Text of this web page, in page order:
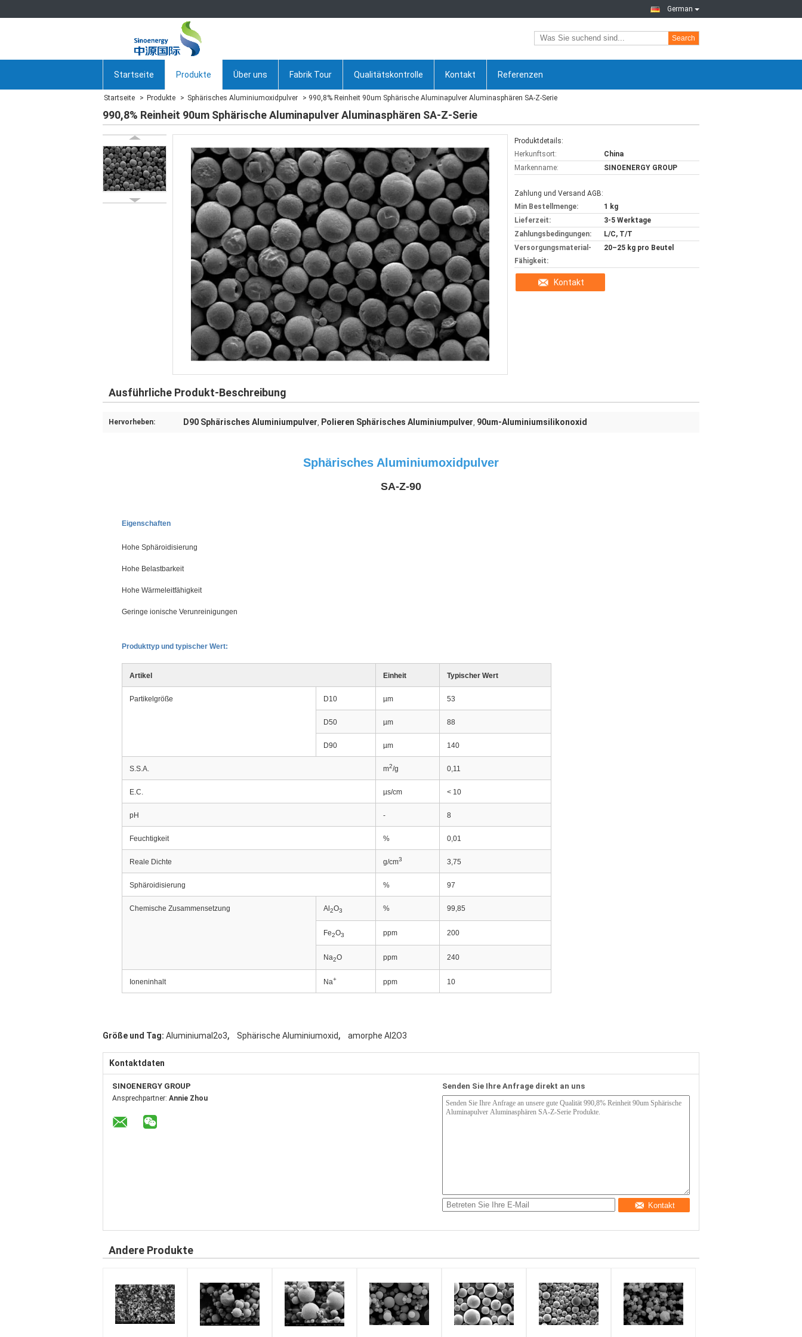
German
Search
Startseite Produkte Über uns Fabrik Tour Qualitätskontrolle Kontakt Referenzen
Startseite Produkte Sphärisches Aluminiumoxidpulver 990,8% Reinheit 90um Sphärische Aluminapulver Aluminasphären SA-Z-Serie
990,8% Reinheit 90um Sphärische Aluminapulver Aluminasphären SA-Z-Serie
Produktdetails:
Herkunftsort:
China
Markenname:
SINOENERGY GROUP
Zahlung und Versand AGB:
Min Bestellmenge:
1 kg
Lieferzeit:
3-5 Werktage
Zahlungsbedingungen:
L/C, T/T
Versorgungsmaterial-
Fähigkeit:
20–25 kg pro Beutel
Kontakt
Ausführliche Produkt-Beschreibung
Hervorheben: D90 Sphärisches Aluminiumpulver, Polieren Sphärisches Aluminiumpulver, 90um-Aluminiumsilikonoxid
Sphärisches Aluminiumoxidpulver
SA-Z-90
Eigenschaften
Hohe Sphäroidisierung
Hohe Belastbarkeit
Hohe Wärmeleitfähigkeit
Geringe ionische Verunreinigungen
Produkttyp und typischer Wert:
Artikel Einheit Typischer Wert
Partikelgröße D10 µm 53
D50 µm 88
D90 µm 140
S.S.A. m2/g 0,11
E.C. µs/cm < 10
pH - 8
Feuchtigkeit % 0,01
Reale Dichte g/cm3 3,75
Sphäroidisierung % 97
Chemische Zusammensetzung Al 2O3 % 99,85
Fe2O3 ppm 200
Na2O ppm 240
Ioneninhalt Na+ ppm 10
Größe und Tag: Aluminiumal2o3, Sphärische Aluminiumoxid, amorphe Al2O3
Kontaktdaten
SINOENERGY GROUP
Ansprechpartner: Annie Zhou
Senden Sie Ihre Anfrage direkt an uns
Kontakt
Andere Produkte